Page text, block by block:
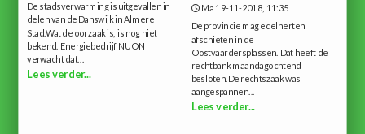
De stadsverwarming is uitgevallen in
delen van de Danswijk in Almere
Stad.Wat de oorzaak is, is nog niet
bekend. Energiebedrijf NUON
verwacht dat...
Lees verder...
Ma 19-11-2018, 11:35
De provincie mag edelherten
afschieten in de
Oostvaardersplassen. Dat heeft de
rechtbank maandagochtend
besloten.De rechtszaak was
aangespannen...
Lees verder...